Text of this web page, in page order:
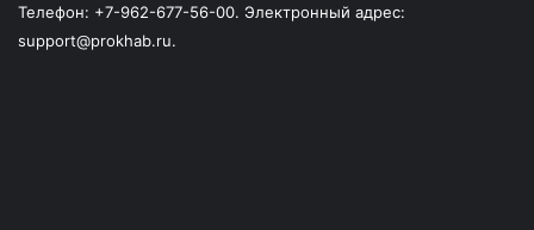
Телефон: +7-962-677-56-00. Электронный адрес:
support@prokhab.ru.